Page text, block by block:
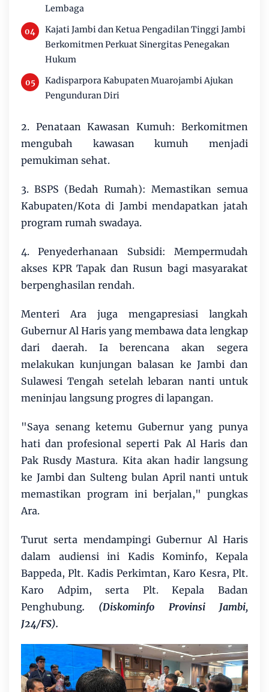
Lembaga
Kajati Jambi dan Ketua Pengadilan Tinggi Jambi
Berkomitmen Perkuat Sinergitas Penegakan
Hukum
Kadisparpora Kabupaten Muarojambi Ajukan
Pengunduran Diri
2. Penataan Kawasan Kumuh: Berkomitmen
mengubah kawasan kumuh menjadi
pemukiman sehat.
3. BSPS (Bedah Rumah): Memastikan semua
Kabupaten/Kota di Jambi mendapatkan jatah
program rumah swadaya.
4. Penyederhanaan Subsidi: Mempermudah
akses KPR Tapak dan Rusun bagi masyarakat
berpenghasilan rendah.
Menteri Ara juga mengapresiasi langkah
Gubernur Al Haris yang membawa data lengkap
dari daerah. Ia berencana akan segera
melakukan kunjungan balasan ke Jambi dan
Sulawesi Tengah setelah lebaran nanti untuk
meninjau langsung progres di lapangan.
"Saya senang ketemu Gubernur yang punya
hati dan profesional seperti Pak Al Haris dan
Pak Rusdy Mastura. Kita akan hadir langsung
ke Jambi dan Sulteng bulan April nanti untuk
memastikan program ini berjalan," pungkas
Ara.
Turut serta mendampingi Gubernur Al Haris
dalam audiensi ini Kadis Kominfo, Kepala
Bappeda, Plt. Kadis Perkimtan, Karo Kesra, Plt.
Karo Adpim, serta Plt. Kepala Badan
Penghubung. (Diskominfo Provinsi Jambi,
J24/FS).